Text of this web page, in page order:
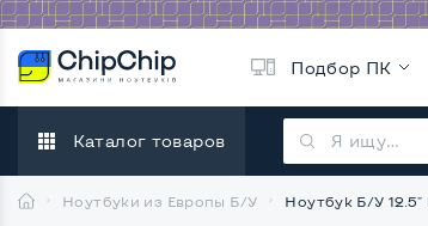
Подбор ПК
Каталог товаров
Ноутбуки из Европы Б/У Ноутбук Б/У